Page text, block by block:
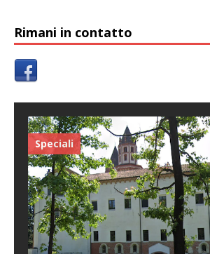
Rimani in contatto
Speciali